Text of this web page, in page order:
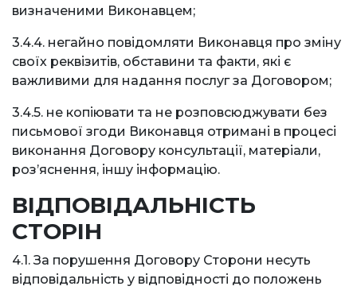
визначеними Виконавцем;
3.4.4. негайно повідомляти Виконавця про зміну
своїх реквізитів, обставини та факти, які є
важливими для надання послуг за Договором;
3.4.5. не копіювати та не розповсюджувати без
письмової згоди Виконавця отримані в процесі
виконання Договору консультації, матеріали,
роз’яснення, іншу інформацію.
ВІДПОВІДАЛЬНІСТЬ
СТОРІН
4.1. За порушення Договору Сторони несуть
відповідальність у відповідності до положень